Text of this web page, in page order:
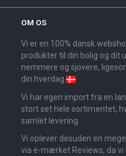
OM OS
Vi er en 100% dansk
produkter til din bolig og dit
nemmere og sjovere,
din hverdag
Vi har egen import fra en
stort set hele sortimentet,
samlet levering.
Vi oplever desuden en
via e-mærket Reviews, da